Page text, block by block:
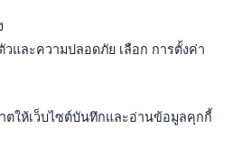
และความปลอดภัย เลือก การตั้งค่า
ตให้เว็บไซต์บันทึกและอ่านข้อมูลคุกกี้